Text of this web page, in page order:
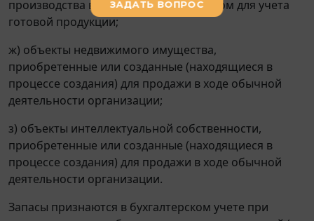
производства в порядке, установленном для учета
готовой продукции;
ж) объекты недвижимого имущества,
приобретенные или созданные (находящиеся в
процессе создания) для продажи в ходе обычной
деятельности организации;
з) объекты интеллектуальной собственности,
приобретенные или созданные (находящиеся в
процессе создания) для продажи в ходе обычной
деятельности организации.
Запасы признаются в бухгалтерском учете при